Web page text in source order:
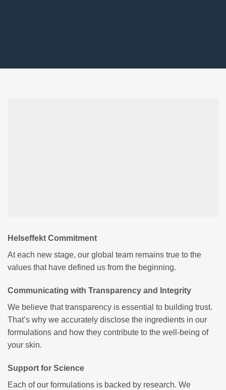
Helseffekt Commitment
At each new stage, our global team remains true to the
values ​​that have defined us from the beginning.
Communicating with Transparency and Integrity
We believe that transparency is essential to building trust.
That’s why we accurately disclose the ingredients in our
formulations and how they contribute to the well-being of
your skin.
Support for Science
Each of our formulations is backed by research. We